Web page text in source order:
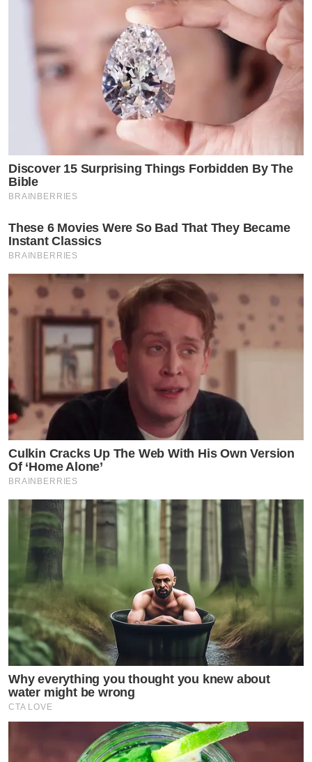
Discover 15 Surprising Things Forbidden By The
Bible
BRAINBERRIES
These 6 Movies Were So Bad That They Became
Instant Classics
BRAINBERRIES
Culkin Cracks Up The Web With His Own Version
Of ‘Home Alone’
BRAINBERRIES
Why everything you thought you knew about
water might be wrong
CTA LOVE